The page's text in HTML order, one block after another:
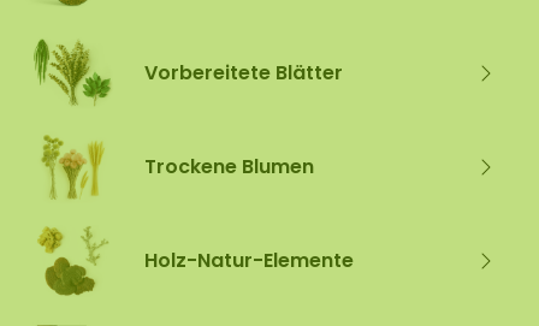
Vorbereitete Blätter
Trockene Blumen
Holz-Natur-Elemente